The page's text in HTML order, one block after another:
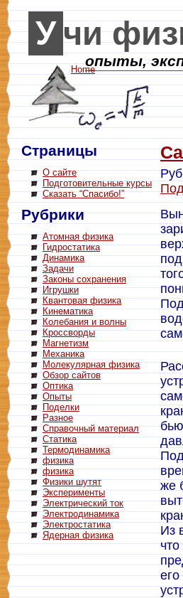
Страницы
О сайте
Подготовительные курсы
Сказать “Спасибо!”
Рубрики
Атомная физика
Гидростатика
Динамика
Задачи
Законы сохранения
Игрушки
Квантовая физика
Кинематика
Колебания и волны
Кроссворды
Магнетизм
Механика
Молекулярная физика
Обзор сайтов
Оптика
Опыты
Поделки
Разное
Справочный материал
Статика
Термодинамика
физика
физика
Физики шутят
Эксперименты
Электрический ток
Электродинамика
Электростатика
Ядерная физика
же
Из
Учи
опыты,
Home